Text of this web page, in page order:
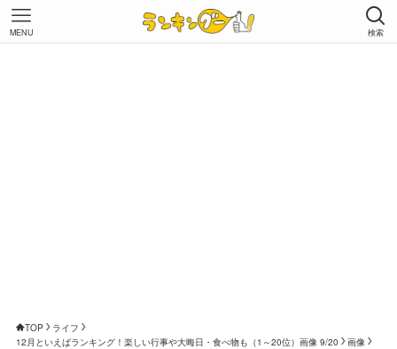
検索
MENU
TOP
ライフ
12月といえばランキング！楽しい行事や大晦日・食べ物も（1～20位）画像 9/20
画像